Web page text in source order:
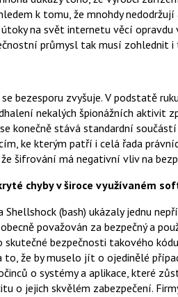
k tomu, že mnohdy
na svět internetu věcí opravdu
průmysl tak musí zohlednit i
bezesporu zvyšuje. V podstatě
nekalých špionážních aktivit
konečně stává standardní
ke kterým patří i celá řada
šifrování má negativní vliv na
chyby v široce využívaném
(bash) ukázaly jednu
považován za bezpečný a
skutečné bezpečnosti takového
to, že by muselo jít o ojedinělé
o systémy a aplikace, které
o jejich skvělém zabezpečení.